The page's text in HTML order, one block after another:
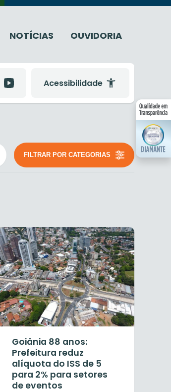
NOTÍCIAS OUVIDORIA
Acessibilidade
FILTRAR POR CATEGORIAS
Goiânia 88 anos:
Prefeitura reduz
alíquota do ISS de 5
para 2% para setores
de eventos